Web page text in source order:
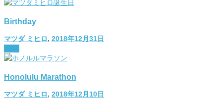
Birthday
マツダ ミヒロ, 2018年12月31日
Honolulu Marathon
マツダ ミヒロ, 2018年12月10日